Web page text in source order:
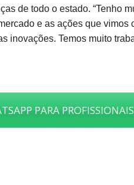
de todo o estado. “Tenho
e as ações que vimos
inovações. Temos muito
PARA